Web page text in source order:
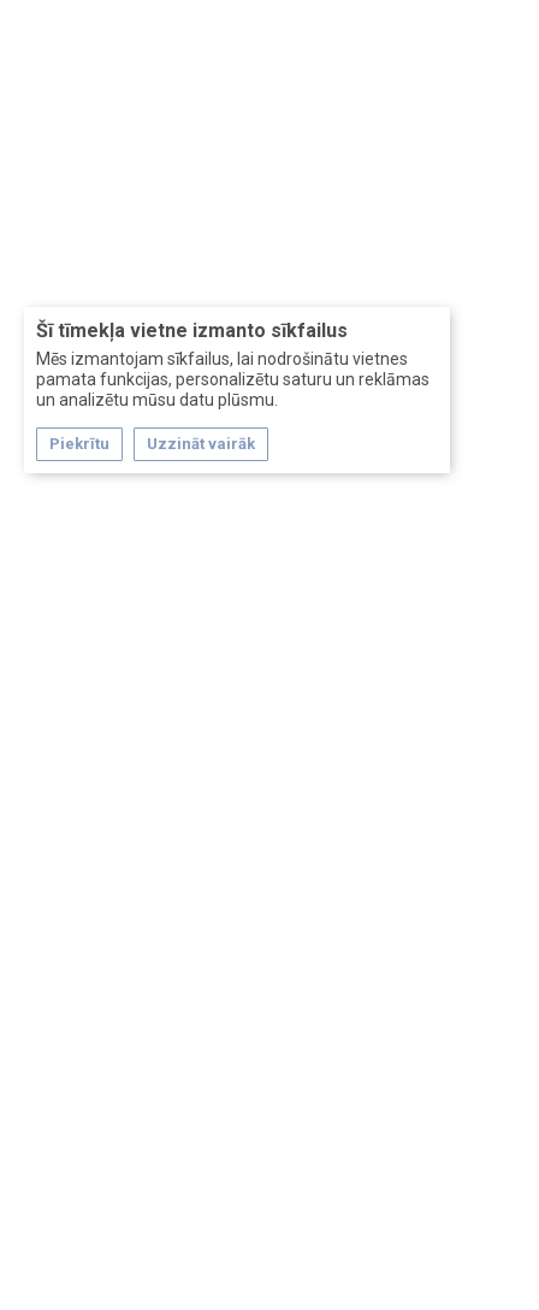
Šī tīmekļa vietne izmanto sīkfailus
Mēs izmantojam sīkfailus, lai nodrošinātu vietnes
pamata funkcijas, personalizētu saturu un reklāmas
un analizētu mūsu datu plūsmu.
Piekrītu Uzzināt vairāk